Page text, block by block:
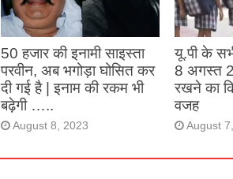
August 27, 2023
50 हजार की इनामी साइस्ता
परवीन, अब भगोड़ा घोसित कर
दी गई है | इनाम की रकम भी
बढ़ेगी …..
August 8, 2023
यू.पी के
8 अगस्त
रखने का
वजह
August